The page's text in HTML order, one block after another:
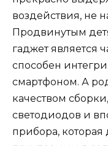
воздействия, не
Продвинутым
гаджет является
способен
смартфоном. А
качеством
светодиодов и
прибора, которая